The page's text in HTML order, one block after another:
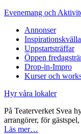
Evenemang och
Annonser
Uppstartsträffar
Öppen
Drop-in-Impro
Kurser och
Hyr våra lokaler
På Teaterverket Svea
arrangörer, för
Läs mer…